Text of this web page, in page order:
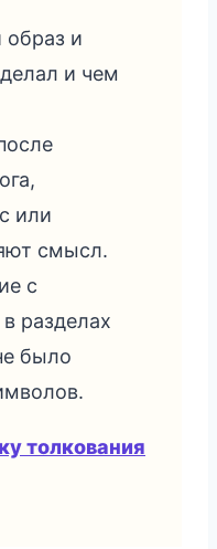
образ и
и чем
или
смысл.
с
разделах
было
толкования